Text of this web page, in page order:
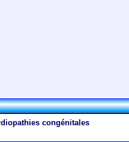
congénitales